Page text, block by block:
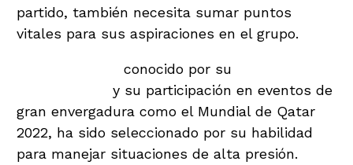
partido, también necesita sumar puntos
vitales para sus aspiraciones en el grupo.
conocido por su
y su participación en eventos de
gran envergadura como el Mundial de Qatar
2022, ha sido seleccionado por su habilidad
para manejar situaciones de alta presión.